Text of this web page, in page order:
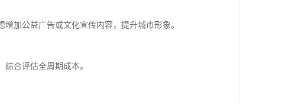
加公益广告或文化宣传内容，提升城市形象。
合评估全周期成本。